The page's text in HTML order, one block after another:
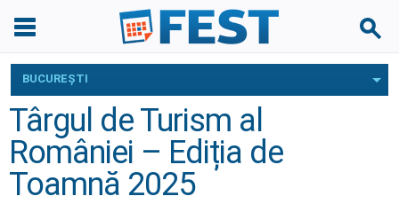
BUCUREŞTI
Târgul de Turism al
României – Ediția de
Toamnă 2025